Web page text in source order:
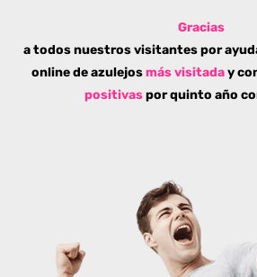
Gracias
a todos nuestros visitantes por
online de azulejos más visitaday
positivaspor quinto año